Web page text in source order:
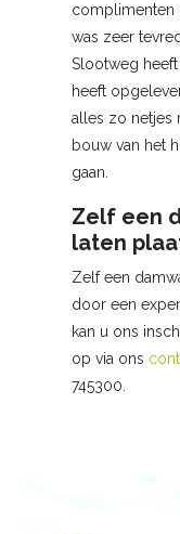
complimenten
was zeer
Slootweg
heeft
alles zo netjes
bouw van het
gaan.
Zelf een
laten
Zelf een
door een
kan u ons
op via ons
745300.